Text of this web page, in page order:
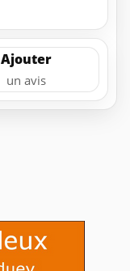
Ajouter
un avis